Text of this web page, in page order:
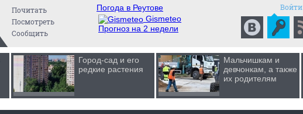
Почитать
Посмотреть
Сообщить
Погода в Реутове
Gismeteo
Прогноз на 2 недели
Войти
Город-сад и его
редкие растения
Мальчишкам и
девчонкам, а также
их родителям